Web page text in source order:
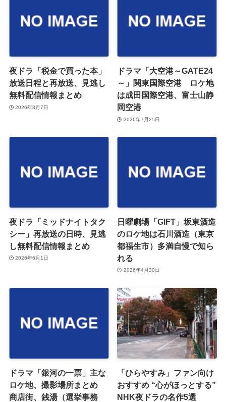
夜ドラ「税金で買った本」
放送日程と再放送、見逃し
無料配信情報まとめ
2026年8月7日
ドラマ「大空港～GATE24
～」関東国際空港 ロケ地
は成田国際空港、富士山静
岡空港
2026年7月25日
夜ドラ「ミッドナイトタク
シー」再放送の日時、見逃
し無料配信情報まとめ
2026年6月1日
日曜劇場「GIFT」坂東酒造
のロケ地は石川酒造（東京
都福生市）多満自慢で知ら
れる
2026年4月30日
ドラマ「銀河の一票」主な
ロケ地、撮影場所まとめ
商店街、銭湯（選挙事務
「ひらやすみ」ファン向け
おすすめ “心がほっとする”
NHK夜ドラの名作5選